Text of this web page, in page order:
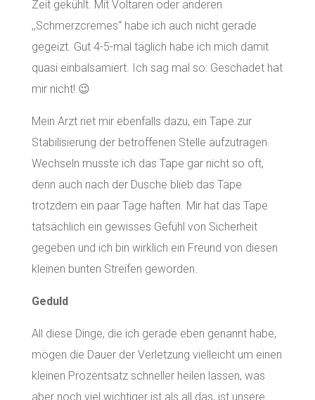
Zeit gekühlt. Mit Voltaren oder anderen
,,Schmerzcremes“ habe ich auch nicht gerade
gegeizt. Gut 4-5-mal täglich habe ich mich damit
quasi einbalsamiert. Ich sag mal so: Geschadet hat
mir nicht! 😉
Mein Arzt riet mir ebenfalls dazu, ein Tape zur
Stabilisierung der betroffenen Stelle aufzutragen.
Wechseln musste ich das Tape gar nicht so oft,
denn auch nach der Dusche blieb das Tape
trotzdem ein paar Tage haften. Mir hat das Tape
tatsächlich ein gewisses Gefühl von Sicherheit
gegeben und ich bin wirklich ein Freund von diesen
kleinen bunten Streifen geworden.
Geduld
All diese Dinge, die ich gerade eben genannt habe,
mögen die Dauer der Verletzung vielleicht um einen
kleinen Prozentsatz schneller heilen lassen, was
aber noch viel wichtiger ist als all das, ist unsere